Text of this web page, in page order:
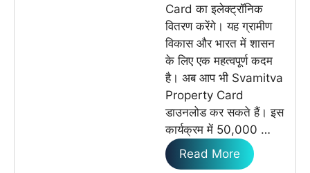
Card का इलेक्ट्रॉनिक
वितरण करेंगे। यह ग्रामीण
विकास और भारत में शासन
के लिए एक महत्वपूर्ण कदम
है। अब आप भी Svamitva
Property Card
डाउनलोड कर सकते हैं। इस
कार्यक्रम में 50,000 …
Read More